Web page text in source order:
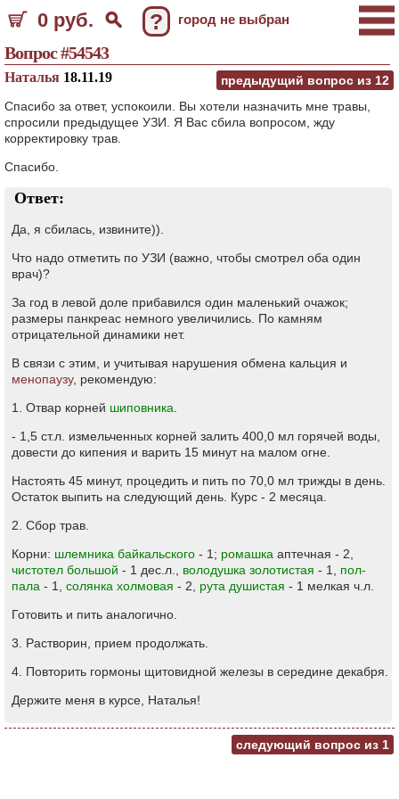
0 руб. ? город не выбран
Вопрос #54543
предыдущий вопрос из 12
Наталья 18.11.19
Спасибо за ответ, успокоили. Вы хотели назначить мне травы,
спросили предыдущее УЗИ. Я Вас сбила вопросом, жду
корректировку трав.
Спасибо.
Ответ:
Да, я сбилась, извините)).
Что надо отметить по УЗИ (важно, чтобы смотрел оба один
врач)?
За год в левой доле прибавился один маленький очажок;
размеры панкреас немного увеличились. По камням
отрицательной динамики нет.
В связи с этим, и учитывая нарушения обмена кальция и
менопаузу, рекомендую:
1. Отвар корней шиповника
- 1,5 ст.л. измельченных корней залить 400,0 мл горячей воды,
довести до кипения и варить 15 минут на малом огне.
Настоять 45 минут, процедить и пить по 70,0 мл трижды в день.
Остаток выпить на следующий день. Курс - 2 месяца.
2. Сбор трав.
Корни: шлемника байкальского - 1; ромашка аптечная - 2,
чистотел большой - 1 дес.л., володушка золотистая - 1, пол-
пала - 1, солянка холмовая - 2, рута душистая - 1 мелкая ч.л.
Готовить и пить аналогично.
3. Растворин, прием продолжать.
4. Повторить гормоны щитовидной железы в середине декабря.
Держите меня в курсе, Наталья!
следующий вопрос из 1